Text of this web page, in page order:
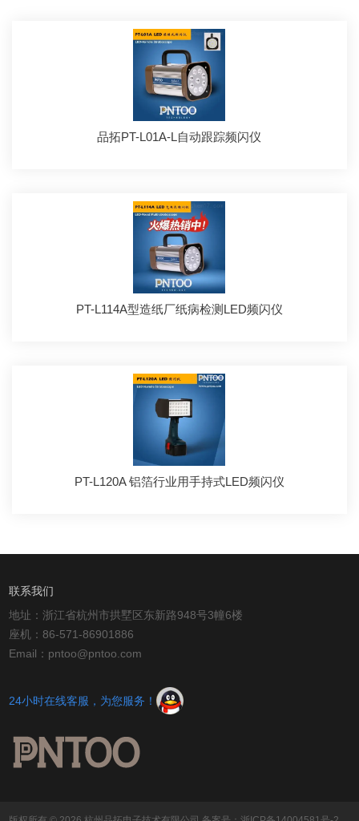
品拓PT-L01A-L自动跟踪频闪仪
PT-L114A型造纸厂纸病检测LED频闪仪
PT-L120A 铝箔行业用手持式LED频闪仪
联系我们
地址：浙江省杭州市拱墅区东新路948号3幢6楼
座机：86-571-86901886
Email：pntoo@pntoo.com
24小时在线客服，为您服务！